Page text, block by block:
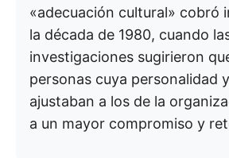
«adecuación cultural» cobró
la década de 1980, cuando
investigaciones sugirieron
personas cuya personalidad
ajustaban a los de la
a un mayor compromiso y